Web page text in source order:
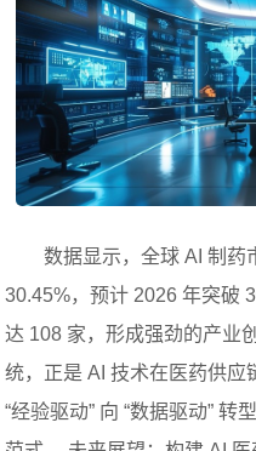
数据显示，全球 AI 制药
30.45%，预计 2026 年突破
达 108 家，形成强劲的产业
统，正是 AI 技术在医药供应
“经验驱动” 向 “数据驱动”